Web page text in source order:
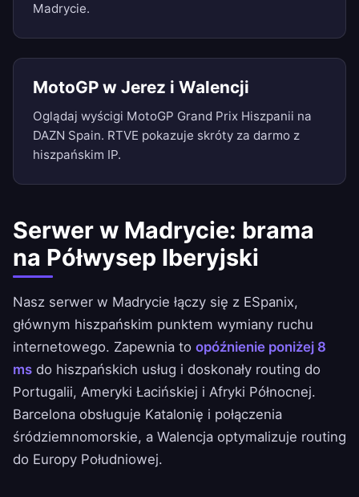
Madrycie.
MotoGP w Jerez i Walencji
Oglądaj wyścigi MotoGP Grand Prix Hiszpanii na
DAZN Spain. RTVE pokazuje skróty za darmo z
hiszpańskim IP.
Serwer w Madrycie: brama
na Półwysep Iberyjski
Nasz serwer w Madrycie łączy się z ESpanix,
głównym hiszpańskim punktem wymiany ruchu
internetowego. Zapewnia to opóźnienie poniżej 8
ms do hiszpańskich usług i doskonały routing do
Portugalii, Ameryki Łacińskiej i Afryki Północnej.
Barcelona obsługuje Katalonię i połączenia
śródziemnomorskie, a Walencja optymalizuje routing
do Europy Południowej.